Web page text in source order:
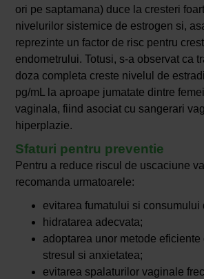
ori pe saptamana) duce la cresteri
nivelurilor sistemice de estrogen si,
reprezinte un factor de risc pentru
endometrului. Totusi, s-a observat ca
doza completa creste nivelul de
pg/mL la aproape jumatate dintre
vaginala, fiind asociat cu sangerari
hiperplazie.
Sfaturi pentru preventie
Pentru a reduce riscul de uscaciune
recomanda urmatoarele:
evitarea fumatului si consumului
hidratarea adecvata;
adoptarea unor metode eficiente
stresul si anxietatea;
evitarea spalaturilor vaginale